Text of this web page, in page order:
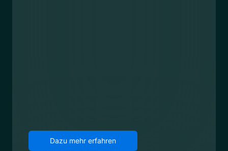
Dazu mehr erfahren